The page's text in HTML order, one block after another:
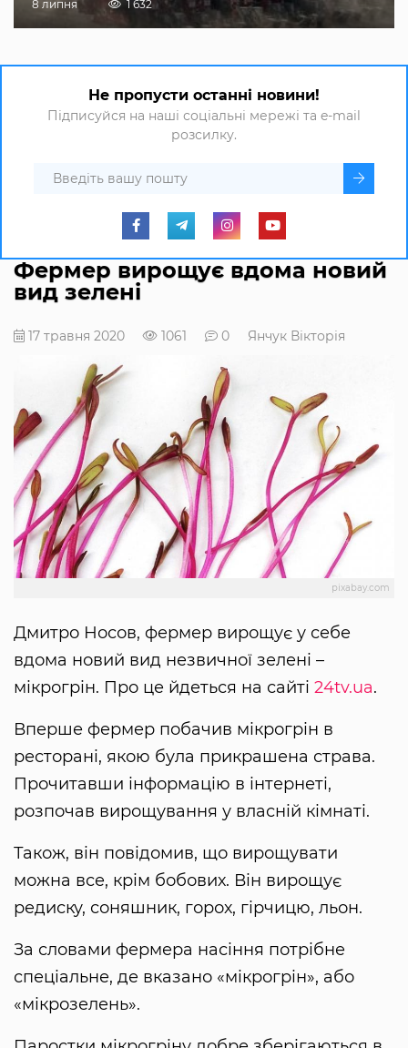
8 липня 1 632
Не пропусти останні новини!
Підписуйся на наші соціальні мережі та e-mail
розсилку.
Фермер вирощує вдома новий
вид зелені
17 травня 2020 1061 0 Янчук Вікторія
pixabay.com
Дмитро Носов, фермер вирощує у себе
вдома новий вид незвичної зелені –
мікрогрін. Про це йдеться на сайті 24tv.ua.
Вперше фермер побачив мікрогрін в
ресторані, якою була прикрашена страва.
Прочитавши інформацію в інтернеті,
розпочав вирощування у власній кімнаті.
Також, він повідомив, що вирощувати
можна все, крім бобових. Він вирощує
редиску, соняшник, горох, гірчицю, льон.
За словами фермера насіння потрібне
спеціальне, де вказано «мікрогрін», або
«мікрозелень».